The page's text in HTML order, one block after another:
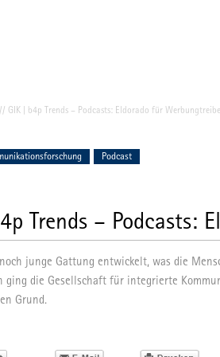
Verband &
Vorstand
Landes-
Ihr Team
// GIK | b4p Trends – Podcasts: Eldorado für
Podcast
Trends – Podcasts:
junge Gattung entwickelt, was die
ging die Gesellschaft für integrierte
Grund.